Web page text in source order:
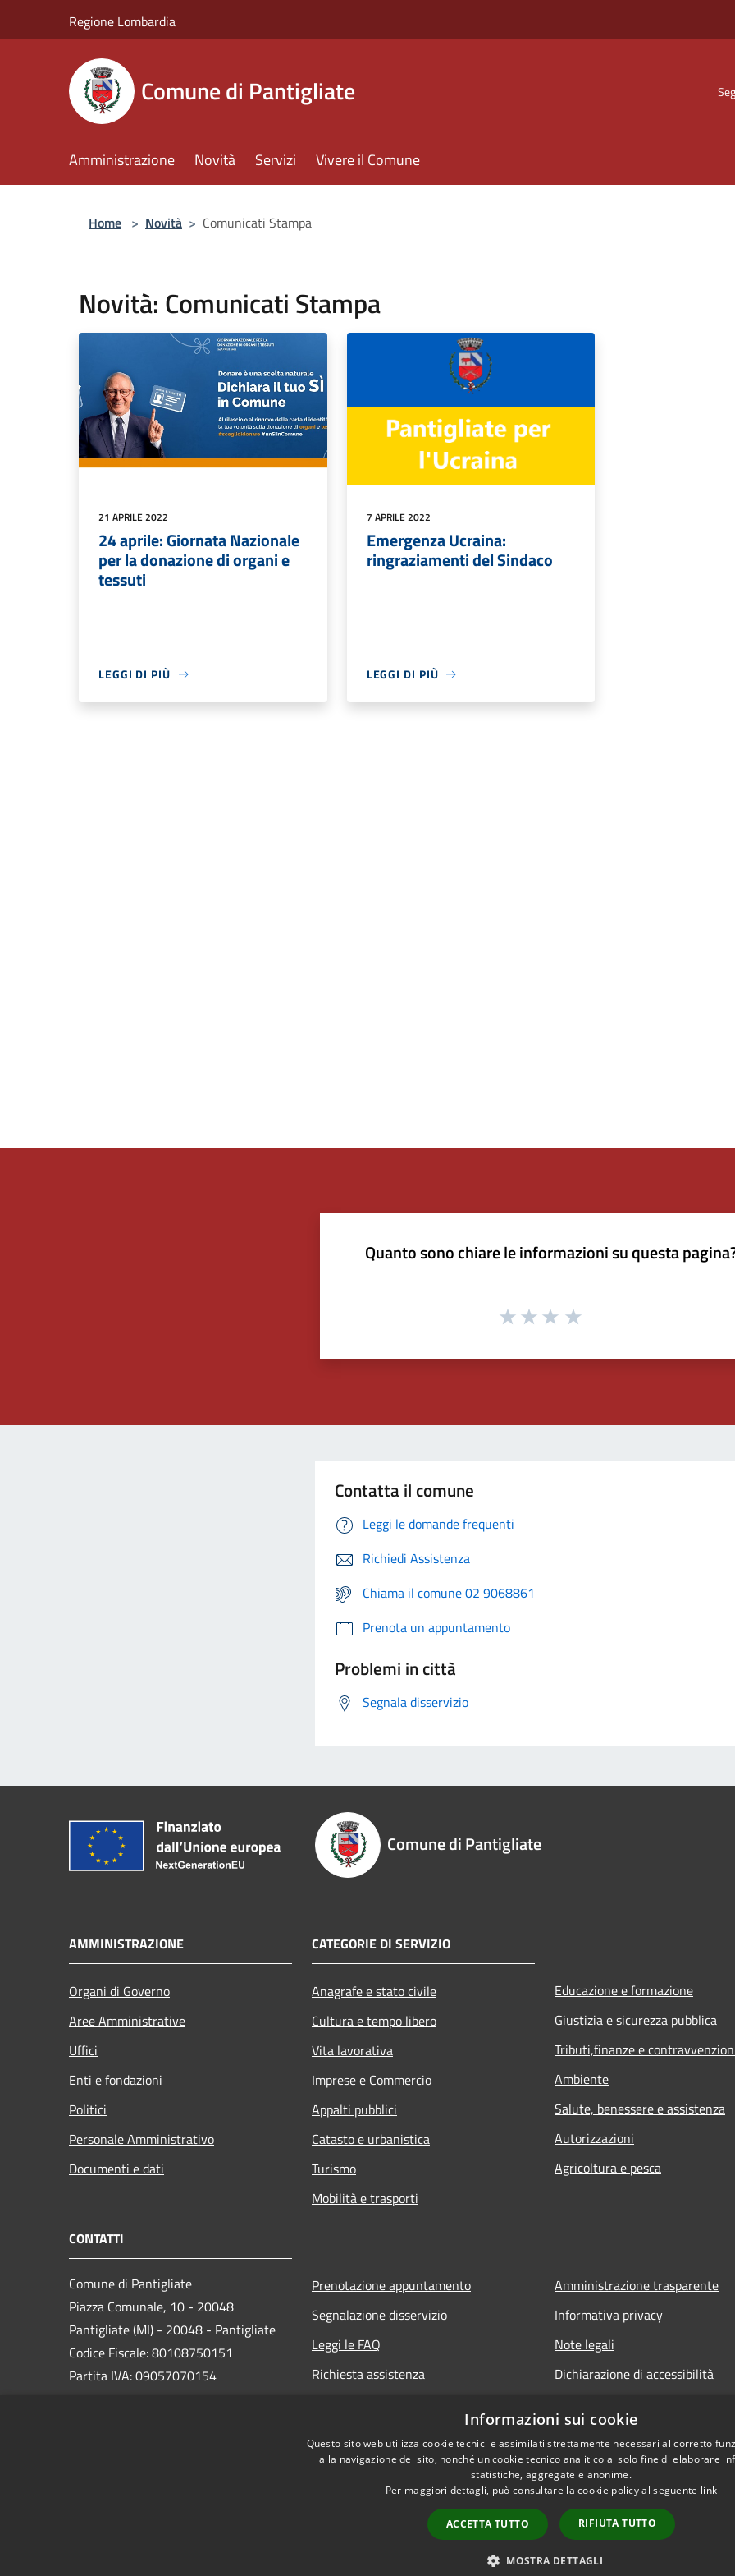
Regione Lombardia
Comune di Pantigliate
Amministrazione Novità Servizi Vivere il Comune
Home > Novità > Comunicati Stampa
Novità: Comunicati Stampa
21 APRILE 2022
24 aprile: Giornata Nazionale
per la donazione di organi e
tessuti
LEGGI DI PIÙ
7 APRILE 2022
Emergenza Ucraina:
ringraziamenti del Sindaco
LEGGI DI PIÙ
Quanto sono chiare le informazioni su questa
Contatta il comune
Leggi le domande frequenti
Richiedi Assistenza
Chiama il comune 02 9068861
Prenota un appuntamento
Problemi in città
Segnala disservizio
Comune di Pantigliate
AMMINISTRAZIONE
Organi di Governo
Aree Amministrative
Uffici
Enti e fondazioni
Politici
Personale Amministrativo
Documenti e dati
CATEGORIE DI SERVIZIO
Anagrafe e stato civile
Cultura e tempo libero
Vita lavorativa
Imprese e Commercio
Appalti pubblici
Catasto e urbanistica
Turismo
Mobilità e trasporti
Educazione e formazione
Giustizia e sicurezza pubblica
Tributi,finanze e
Ambiente
Salute, benessere e assistenza
Autorizzazioni
Agricoltura e pesca
CONTATTI
Comune di Pantigliate
Piazza Comunale, 10 - 20048
Pantigliate (MI) - 20048 - Pantigliate
Codice Fiscale: 80108750151
Partita IVA: 09057070154
Prenotazione appuntamento
Segnalazione disservizio
Leggi le FAQ
Richiesta assistenza
Amministrazione trasparente
Informativa privacy
Note legali
Dichiarazione di accessibilità
Copyright © 2026 • Comune di
Informazioni sui cookie
Questo sito web utilizza cookie tecnici e assimilati strettamente necessari al corretto
alla navigazione del sito, nonché un cookie tecnico analitico al solo fine di elaborare
statistiche, aggregate e anonime.
Per maggiori dettagli, può consultare la cookie policy al seguente link
ACCETTA TUTTO RIFIUTA TUTTO
MOSTRA DETTAGLI